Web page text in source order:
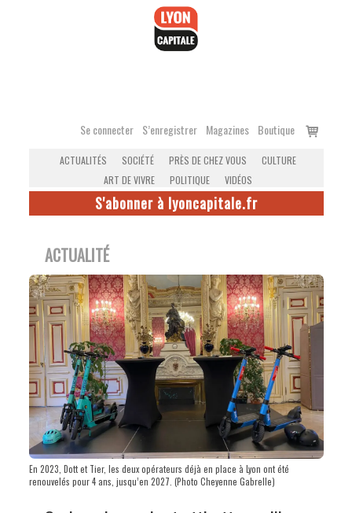
Se connecter S’enregistrer Magazines Boutique
Voir
ACTUALITÉS SOCIÉTÉ PRÈS DE CHEZ VOUS
CULTURE
ART DE VIVRE
POLITIQUE VIDÉOS
S'abonner à lyoncapitale.fr
ACTUALITÉ
En 2023, Dott et Tier, les deux opérateurs déjà en place à Lyon ont été
renouvelés pour 4 ans, jusqu’en 2027. (Photo Cheyenne Gabrelle)